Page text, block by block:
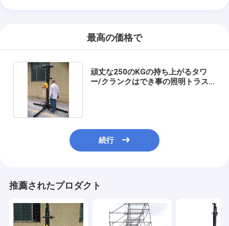
最高の価格で
頑丈な250のKGの持ち上がるタワ
ー/クランクはでき事の照明トラス
続行
推薦されたプロダクト